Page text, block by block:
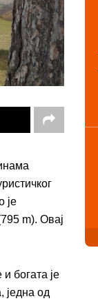
је
m). Овај
богата је
једна од